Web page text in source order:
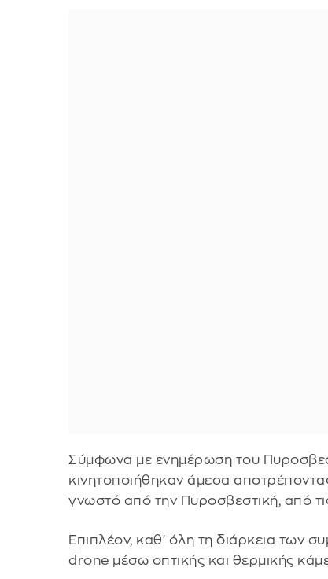
Σύμφωνα με ενημέρωση του
κινητοποιήθηκαν άμεσα
γνωστό από την Πυροσβεστική, από
Επιπλέον, καθ' όλη τη διάρκεια των
drone μέσω οπτικής και θερμικής